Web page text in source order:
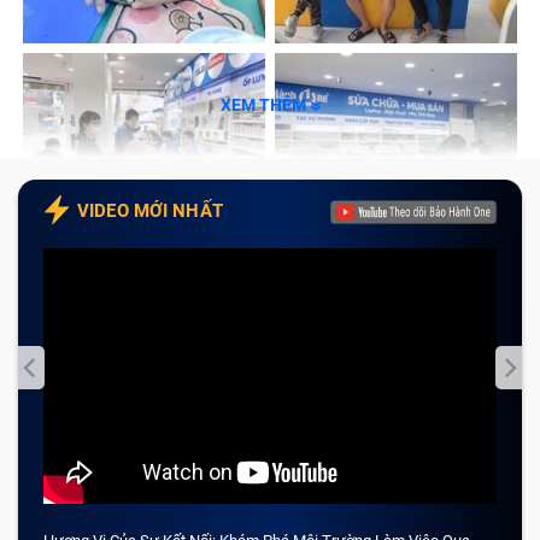
Dấu hiệu cảnh báo cần thay màn hình
Xiaomi 11T Pro
Khi nào nên thay nguyên bộ màn hình Xiaomi
11T Pro
XEM THÊM
VIDEO MỚI NHẤT